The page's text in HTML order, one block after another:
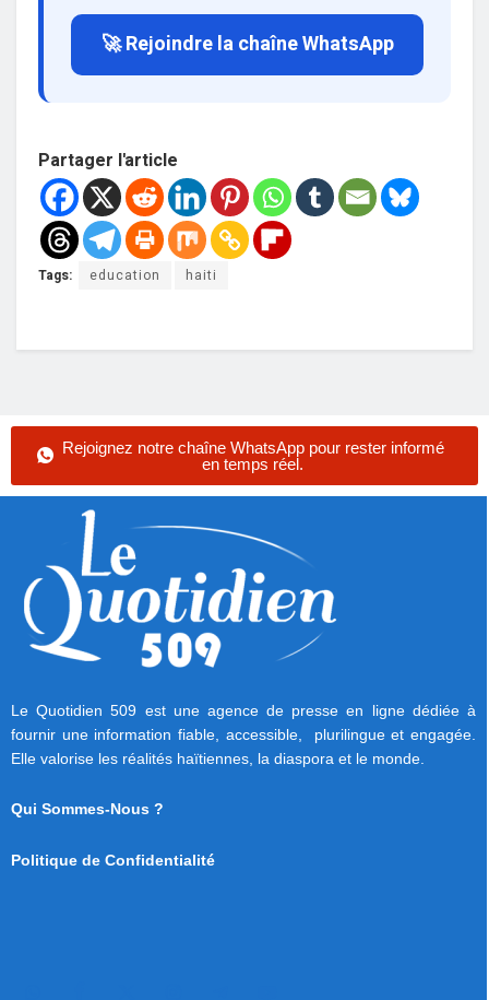
🚀 Rejoindre la chaîne WhatsApp
Partager l'article
Tags: education haiti
Rejoignez notre chaîne WhatsApp pour rester informé
en temps réel.
Le Quotidien 509 est une agence de presse en ligne dédiée à
fournir une information fiable, accessible, plurilingue et engagée.
Elle valorise les réalités haïtiennes, la diaspora et le monde.
Qui Sommes-Nous ?
Politique de Confidentialité